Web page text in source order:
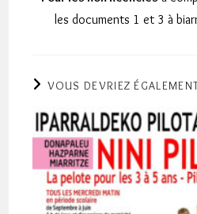
les documents 1 et 3 à
VOUS DEVRIEZ